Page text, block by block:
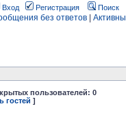
Вход Регистрация Поиск
без ответов
пользователей: 0
гостей ]